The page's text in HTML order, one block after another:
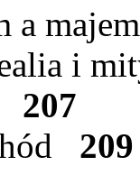
a
i
207
209